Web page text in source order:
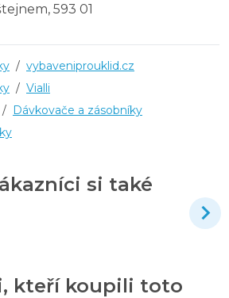
593 01
/ vybaveniprouklid.cz
/ Vialli
/ Dávkovače a zásobníky
si také
kteří koupili toto